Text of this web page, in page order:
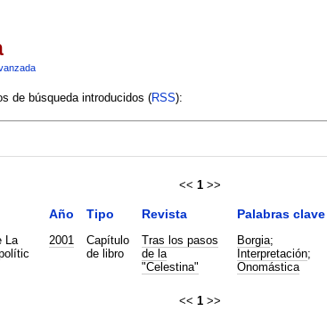
de búsqueda introducidos (RSS):
<< 1 >>
Año Tipo Revista Palabras clave
La
2001
Capítulo
de libro
Tras los pasos
de la
"Celestina"
Borgia;
Interpretación;
Onomástica
<< 1 >>